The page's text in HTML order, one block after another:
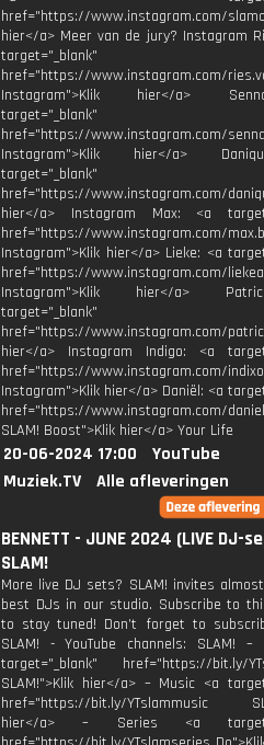
href="https://www.instagram.com/
hier</a> Meer van de jury? Instagram
target="_blank"
href="https://www.instagram.com/
Instagram">Klik hier</a>
target="_blank"
href="https://www.instagram.com/
Instagram">Klik hier</a>
target="_blank"
href="https://www.instagram.com/
hier</a> Instagram Max: <a
href="https://www.instagram.com/
Instagram">Klik hier</a> Lieke: <a
href="https://www.instagram.com/
Instagram">Klik hier</a>
target="_blank"
href="https://www.instagram.com/
hier</a> Instagram Indigo: <a
href="https://www.instagram.com/
Instagram">Klik hier</a> Daniël: <a
href="https://www.instagram.com/
SLAM! Boost">Klik hier</a> Your Life
20-06-2024 17:00
YouTube
Muziek.TV
Alle afleveringen
BENNETT - JUNE 2024 (LIVE DJ-
SLAM!
More live DJ sets? SLAM! invites
best DJs in our studio. Subscribe to
to stay tuned! Don’t forget to
SLAM! - YouTube channels: SLAM! –
target="_blank" href="https://bit.ly/
SLAM!">Klik hier</a> – Music <a
href="https://bit.ly/YTslammusic
hier</a> – Series <a